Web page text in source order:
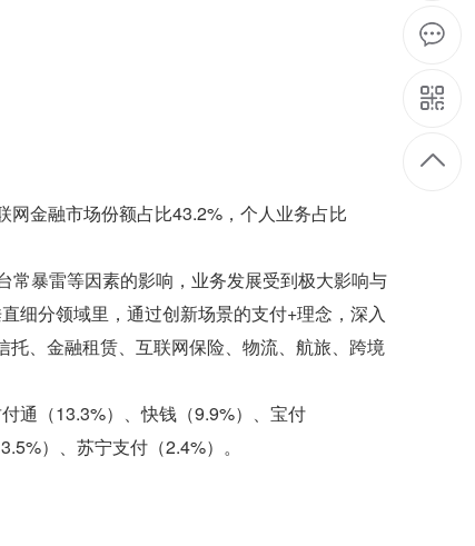
金融市场份额占比43.2%，个人业务占比
暴雷等因素的影响，业务发展受到极大影响与
细分领域里，通过创新场景的支付+理念，深入
、金融租赁、互联网保险、物流、航旅、跨境
通（13.3%）、快钱（9.9%）、宝付
）、苏宁支付（2.4%）。